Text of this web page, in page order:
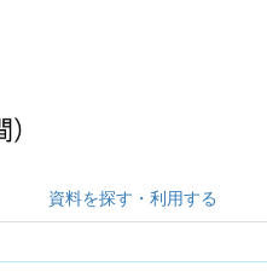
資料を探す・利用する